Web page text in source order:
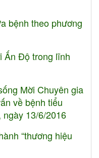
bệnh theo phương
Ấn Độ trong lĩnh
Mời Chuyên gia
về bệnh tiểu
13/6/2016
“thương hiệu